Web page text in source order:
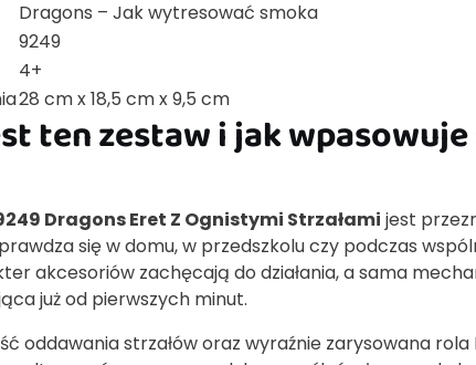
Dragons – Jak wytresować smoka
9249
4+
28 cm x 18,5 cm x 9,5 cm
ten zestaw i jak
Dragons Eret Z Ognistymi Strzałami jest
się w domu, w przedszkolu czy podczas
akcesoriów zachęcają do działania, a sama
już od pierwszych minut.
oddawania strzałów oraz wyraźnie zarysowana